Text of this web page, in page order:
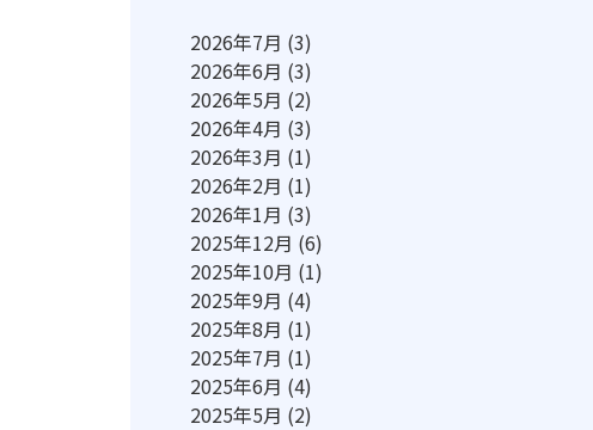
2026年7月 (3)
2026年6月 (3)
2026年5月 (2)
2026年4月 (3)
2026年3月 (1)
2026年2月 (1)
2026年1月 (3)
2025年12月 (6)
2025年10月 (1)
2025年9月 (4)
2025年8月 (1)
2025年7月 (1)
2025年6月 (4)
2025年5月 (2)